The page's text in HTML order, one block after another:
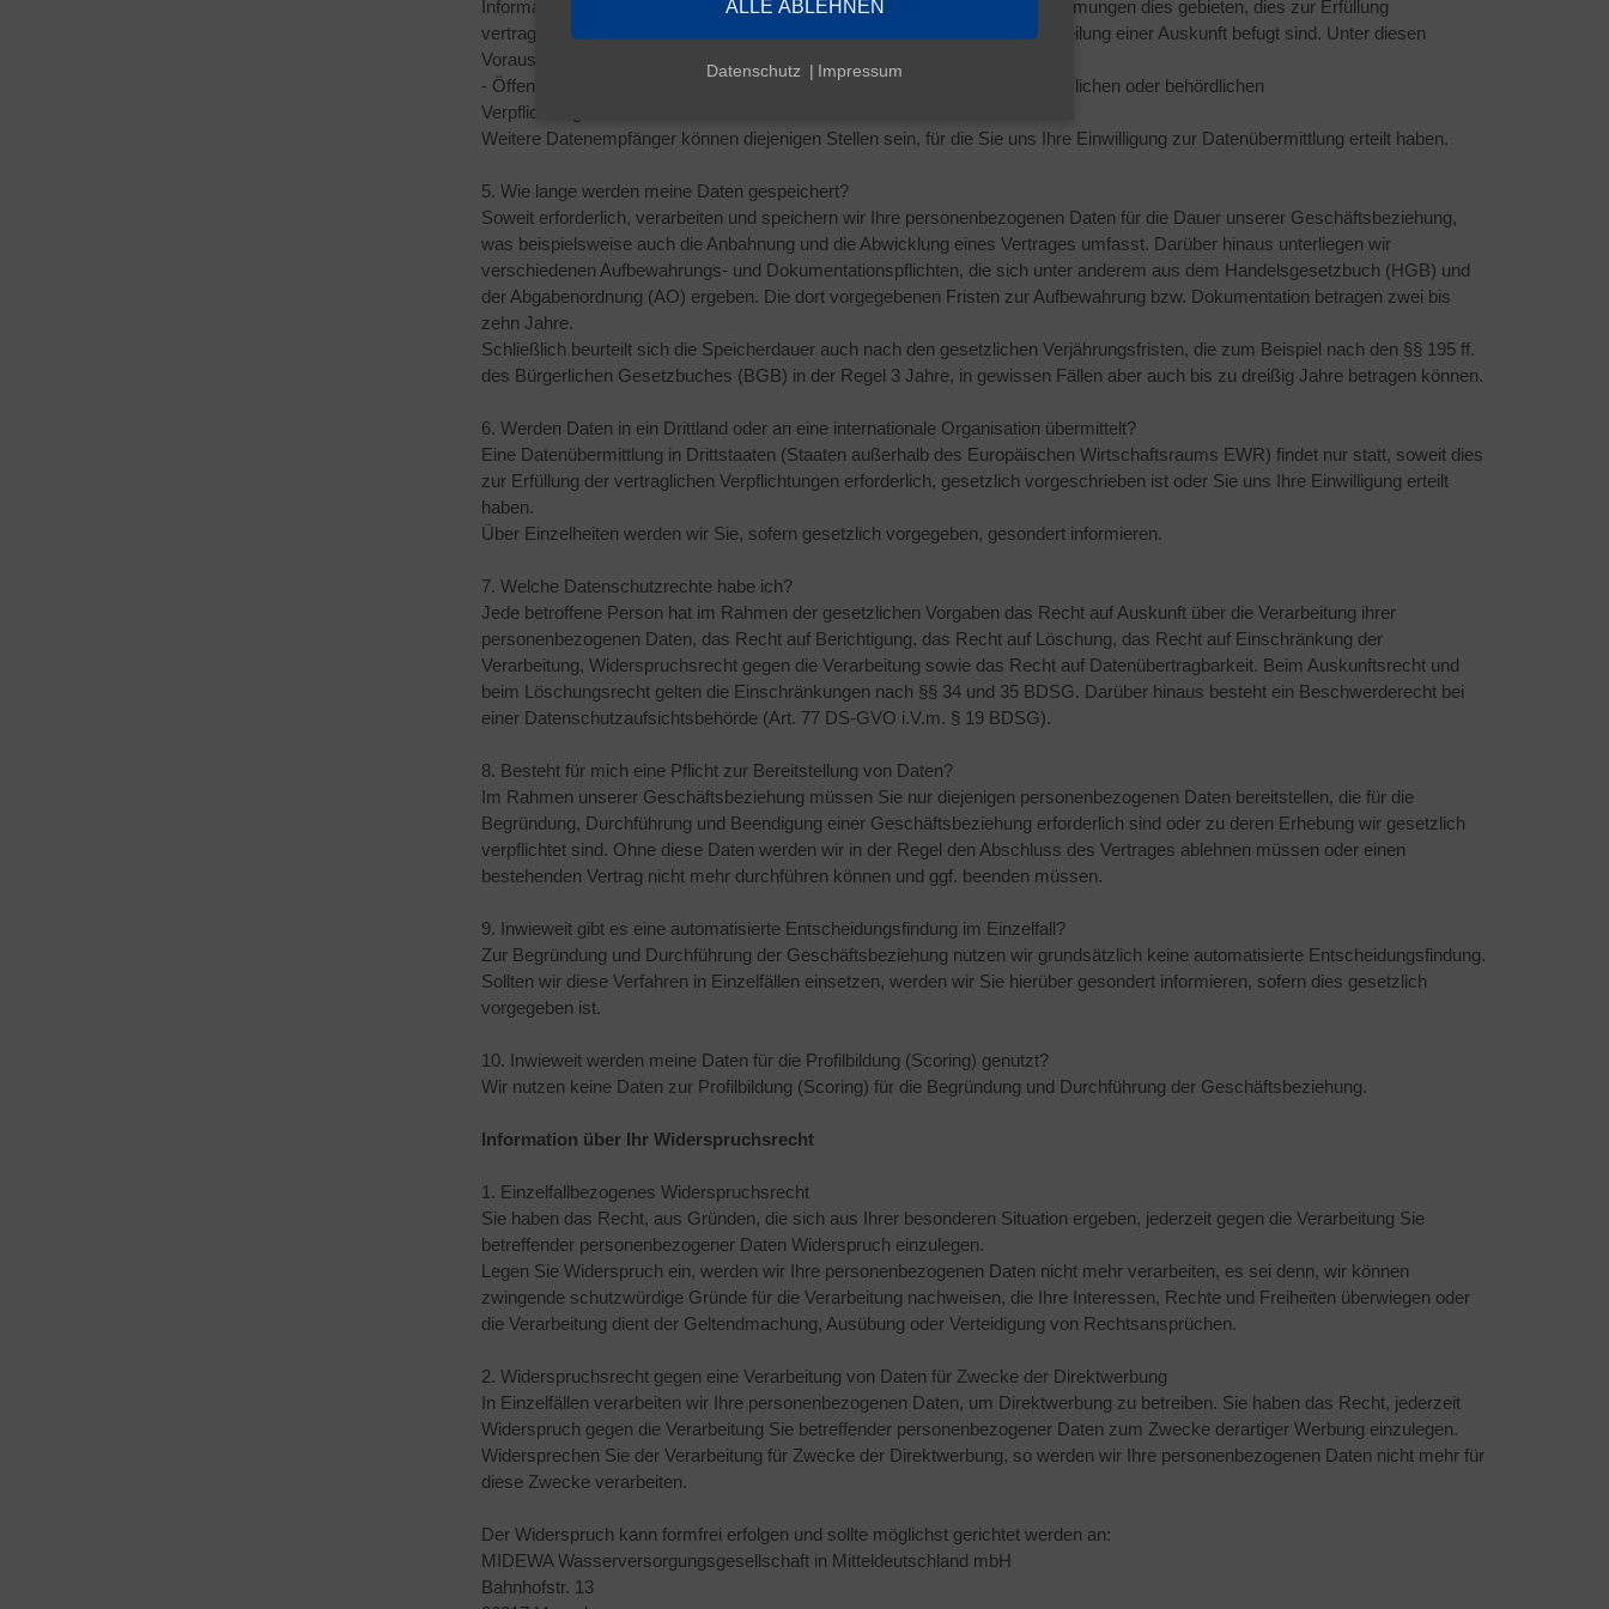
Informationen über Sie dürfen wir nur weitergeben, wenn gesetzliche Bestimmungen dies gebieten, dies zur Erfüllung
vertraglicher Pflichten erforderlich ist, Sie eingewilligt haben oder wir zur Erteilung einer Auskunft befugt sind. Unter diesen
Voraussetzungen können Empfänger personenbezogener Daten z. B. sein:
- Öffentliche Stellen und Institutionen (z. B. Ämter) bei Vorliegen einer gesetzlichen oder behördlichen
Verpflichtung.
Weitere Datenempfänger können diejenigen Stellen sein, für die Sie uns Ihre Einwilligung zur Datenübermittlung erteilt haben.
5. Wie lange werden meine Daten gespeichert?
Soweit erforderlich, verarbeiten und speichern wir Ihre personenbezogenen Daten für die Dauer unserer Geschäftsbeziehung,
was beispielsweise auch die Anbahnung und die Abwicklung eines Vertrages umfasst. Darüber hinaus unterliegen wir
verschiedenen Aufbewahrungs- und Dokumentationspflichten, die sich unter anderem aus dem Handelsgesetzbuch (HGB) und
der Abgabenordnung (AO) ergeben. Die dort vorgegebenen Fristen zur Aufbewahrung bzw. Dokumentation betragen zwei bis
zehn Jahre.
Schließlich beurteilt sich die Speicherdauer auch nach den gesetzlichen Verjährungsfristen, die zum Beispiel nach den §§ 195 ff.
des Bürgerlichen Gesetzbuches (BGB) in der Regel 3 Jahre, in gewissen Fällen aber auch bis zu dreißig Jahre betragen können.
6. Werden Daten in ein Drittland oder an eine internationale Organisation übermittelt?
Eine Datenübermittlung in Drittstaaten (Staaten außerhalb des Europäischen Wirtschaftsraums EWR) findet nur statt, soweit dies
zur Erfüllung der vertraglichen Verpflichtungen erforderlich, gesetzlich vorgeschrieben ist oder Sie uns Ihre Einwilligung erteilt
haben.
Über Einzelheiten werden wir Sie, sofern gesetzlich vorgegeben, gesondert informieren.
7. Welche Datenschutzrechte habe ich?
Jede betroffene Person hat im Rahmen der gesetzlichen Vorgaben das Recht auf Auskunft über die Verarbeitung ihrer
personenbezogenen Daten, das Recht auf Berichtigung, das Recht auf Löschung, das Recht auf Einschränkung der
Verarbeitung, Widerspruchsrecht gegen die Verarbeitung sowie das Recht auf Datenübertragbarkeit. Beim Auskunftsrecht und
beim Löschungsrecht gelten die Einschränkungen nach §§ 34 und 35 BDSG. Darüber hinaus besteht ein Beschwerderecht bei
einer Datenschutzaufsichtsbehörde (Art. 77 DS-GVO i.V.m. § 19 BDSG).
8. Besteht für mich eine Pflicht zur Bereitstellung von Daten?
Im Rahmen unserer Geschäftsbeziehung müssen Sie nur diejenigen personenbezogenen Daten bereitstellen, die für die
Begründung, Durchführung und Beendigung einer Geschäftsbeziehung erforderlich sind oder zu deren Erhebung wir gesetzlich
verpflichtet sind. Ohne diese Daten werden wir in der Regel den Abschluss des Vertrages ablehnen müssen oder einen
bestehenden Vertrag nicht mehr durchführen können und ggf. beenden müssen.
9. Inwieweit gibt es eine automatisierte Entscheidungsfindung im Einzelfall?
Zur Begründung und Durchführung der Geschäftsbeziehung nutzen wir grundsätzlich keine automatisierte Entscheidungsfindung.
Sollten wir diese Verfahren in Einzelfällen einsetzen, werden wir Sie hierüber gesondert informieren, sofern dies gesetzlich
vorgegeben ist.
10. Inwieweit werden meine Daten für die Profilbildung (Scoring) genutzt?
Wir nutzen keine Daten zur Profilbildung (Scoring) für die Begründung und Durchführung der Geschäftsbeziehung.
Information über Ihr Widerspruchsrecht
1. Einzelfallbezogenes Widerspruchsrecht
Sie haben das Recht, aus Gründen, die sich aus Ihrer besonderen Situation ergeben, jederzeit gegen die Verarbeitung Sie
betreffender personenbezogener Daten Widerspruch einzulegen.
Legen Sie Widerspruch ein, werden wir Ihre personenbezogenen Daten nicht mehr verarbeiten, es sei denn, wir können
zwingende schutzwürdige Gründe für die Verarbeitung nachweisen, die Ihre Interessen, Rechte und Freiheiten überwiegen oder
die Verarbeitung dient der Geltendmachung, Ausübung oder Verteidigung von Rechtsansprüchen.
2. Widerspruchsrecht gegen eine Verarbeitung von Daten für Zwecke der Direktwerbung
In Einzelfällen verarbeiten wir Ihre personenbezogenen Daten, um Direktwerbung zu betreiben. Sie haben das Recht, jederzeit
Widerspruch gegen die Verarbeitung Sie betreffender personenbezogener Daten zum Zwecke derartiger Werbung einzulegen.
Widersprechen Sie der Verarbeitung für Zwecke der Direktwerbung, so werden wir Ihre personenbezogenen Daten nicht mehr für
diese Zwecke verarbeiten.
Der Widerspruch kann formfrei erfolgen und sollte möglichst gerichtet werden an:
MIDEWA Wasserversorgungsgesellschaft in Mitteldeutschland mbH
Bahnhofstr. 13
ALLE ABLEHNEN
Datenschutz Impressum